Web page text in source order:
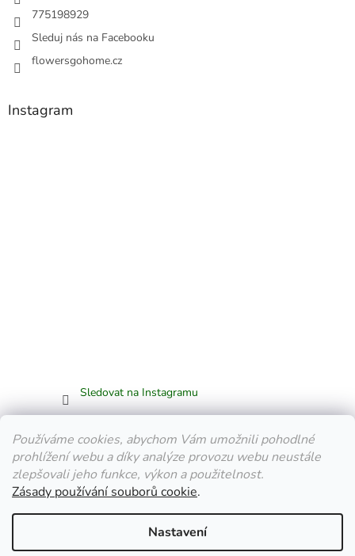
Používáme cookies, abychom Vám umožnili pohodlné
prohlížení webu a díky analýze provozu webu neustále
zlepšovali jeho funkce, výkon a použitelnost.
Zásady používání souborů cookie.
Nastavení
775198929
Sleduj nás na Facebooku
flowersgohome.cz
Instagram
Sledovat na Instagramu
Facebook